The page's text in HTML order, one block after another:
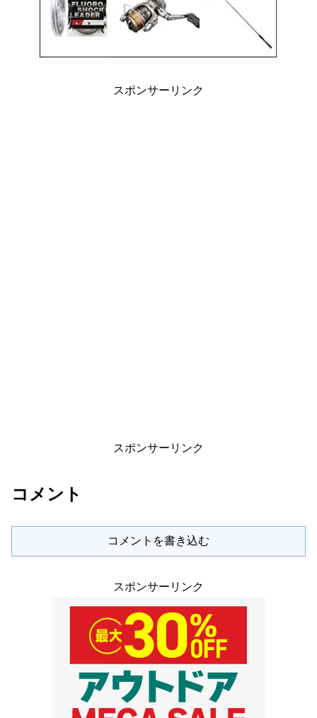
スポンサーリンク
スポンサーリンク
コメント
コメントを書き込む
スポンサーリンク